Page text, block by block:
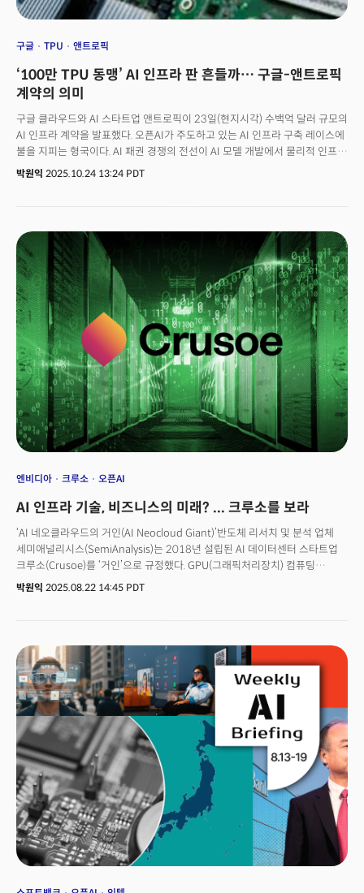
구글 TPU 앤트로픽
‘100만 TPU 동맹’ AI 인프라 판 흔들까… 구글-앤트로픽
계약의 의미
구글 클라우드와 AI 스타트업 앤트로픽이 23일(현지시각) 수백억 달러 규모의
AI 인프라 계약을 발표했다. 오픈AI가 주도하고 있는 AI 인프라 구축 레이스에
불을 지피는 형국이다. AI 패권 경쟁의 전선이 AI 모델 개발에서 물리적 인프라
확보로 확산하고 있는 것이다.계약의 핵심은 앤트로픽이 구글의 자체 개발 AI
모델 개발사가 특정 하드웨어에 대규모로 베팅한 이례적인 사례로
평가된다. 토마스 쿠리안(Thomas Kurian) 구글 클라우드 최고경영자(CEO)
는 “앤트로픽이 TPU 사용을 대폭 확대하기로 한 것은 TPU의 강력한 가격
대비 성능과 효율성을 반영한 것”이라며 “7세대 TPU인 아이언우드
(Ironwood)를 포함, 혁신을 지속하며 TPU의 효율성과 용량을 더욱
향상시키고 있다”고 설명했다. 크리슈나 라오(Krishna Rao) 앤트로픽
최고재무책임자(CFO)는 “앤트로픽은 구글과 오랜 파트너십을 이어오고
있다”며 “이번 확장은 AI의 경계를 정의하는 데 필요한 컴퓨팅을 지속적으로
성장시키는 데 도움이 될 것”이라고 했다. 효율성과 가격 대비 성능은 AI
산업이 맞은 변곡점을 반영하는 키워드이기도 하다. 지금까지 AI 경쟁은 최고
성능의 AI 모델을 개발하기 위해 비용을 따지지 않고, 엔비디아
GPU(그래픽처리장치) 같은 범용 고성능 하드웨어를 확보하는 양상이었다면
이제는 대규모로 배포된 AI 서비스를 운영하는 ‘추론(inference)’ 단계에서
경제성을 최적화하는 효율성 전쟁이 시작된 것이다. 특히 AI 애플리케이션
증가, 와트당 성능 및 총소유비용(TCO)이 경쟁력의 핵심 척도로 부상하고
움직임으로 해석된다.👉‘세입자에서 건물주로’ 브로드컴 손잡은 오픈AI,
차세대 하이퍼스케일러 된다
박원익 2025.10.24 13:24 PDT
엔비디아 크루소 오픈AI
AI 인프라 기술, 비즈니스의 미래? ... 크루소를 보라
‘AI 네오클라우드의 거인(AI Neocloud Giant)’반도체 리서치 및 분석 업체
세미애널리시스(SemiAnalysis)는 2018년 설립된 AI 데이터센터 스타트업
크루소(Crusoe)를 ‘거인’으로 규정했다. GPU(그래픽처리장치) 컴퓨팅
(computing) 대여라는 새로운 유형의 클라우드 컴퓨팅 서비스를 제공하는
취임 직후 발표한 5000억달러(약 691조) 규모의 초대형 AI 인프라 구축 사업
‘스타게이트(Stargate)’ 프로젝트에 오픈AI, 오라클과 함께 핵심 개발사로
참여하며 또한번 업계를 깜짝 놀라게 했다. 8월 21일에는 약 100억달러(약
13조8000억원)에 달하는 기업가치로 10억달러 이상의 신규 자금 조달을
논의 중이라는 소식도 전해졌다. 이는 약 8개월 전 진행한 6억달러 규모
시리즈 D 투자 유치 당시 기업가치(28억달러) 대비 3배 이상 급증한
수치였다. 크루소가 폭발적인 성장을 이룬 비결, 실리콘밸리와 월스트리트의
주목을 받는 배경은 무엇일까? 피터 틸 팔란티어 테크놀로지스 회장이 설립한
파운더스펀드, 엔비디아(NVIDIA), 세계 최대 자산운용사 중 하나인 피델리티,
UAE 국부펀드 무바달라(Mubadala) 등 쟁쟁한 투자자들은 왜 크루소에
베팅했을까?
박원익 2025.08.22 14:45 PDT